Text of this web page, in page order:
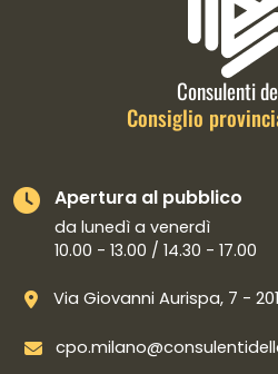
Consulenti
Consiglio
Apertura al pubblico
da lunedì a venerdì
10.00 - 13.00 / 14.30 - 17.00
Via Giovanni Aurispa, 7 -